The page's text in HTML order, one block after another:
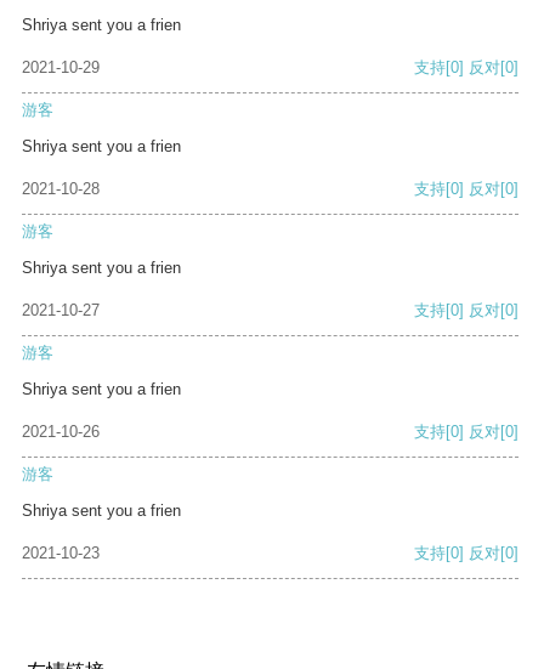
Shriya sent you a frien
2021-10-29 支持[0] 反对[0]
游客
Shriya sent you a frien
2021-10-28 支持[0] 反对[0]
游客
Shriya sent you a frien
2021-10-27 支持[0] 反对[0]
游客
Shriya sent you a frien
2021-10-26 支持[0] 反对[0]
游客
Shriya sent you a frien
2021-10-23 支持[0] 反对[0]